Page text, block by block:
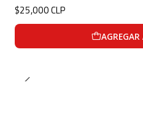
$25,000 CLP